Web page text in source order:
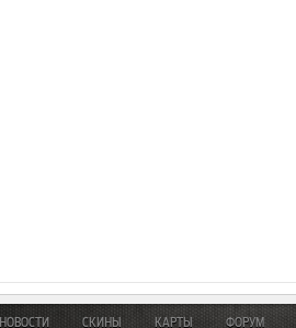
НОВОСТИ СКИНЫ КАРТЫ ФОРУМ